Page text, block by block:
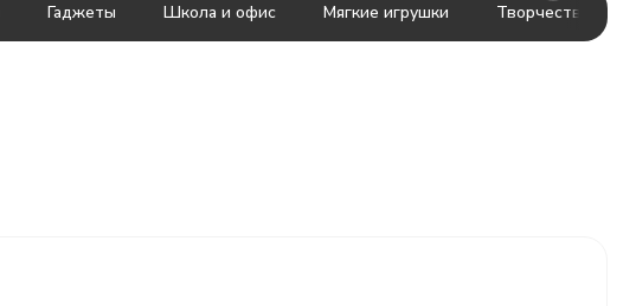
Гаджеты Школа и офис Мягкие игрушки Творчество